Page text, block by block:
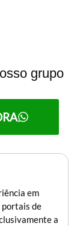
grupo
em
portais de
a